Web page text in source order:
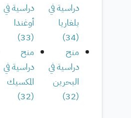
دراسية في
بلغاريا
(
34
)
دراسية في
أوغندا
(
33
)
منح
دراسية في
البحرين
(
32
)
منح
دراسية في
المكسيك
(
32
)